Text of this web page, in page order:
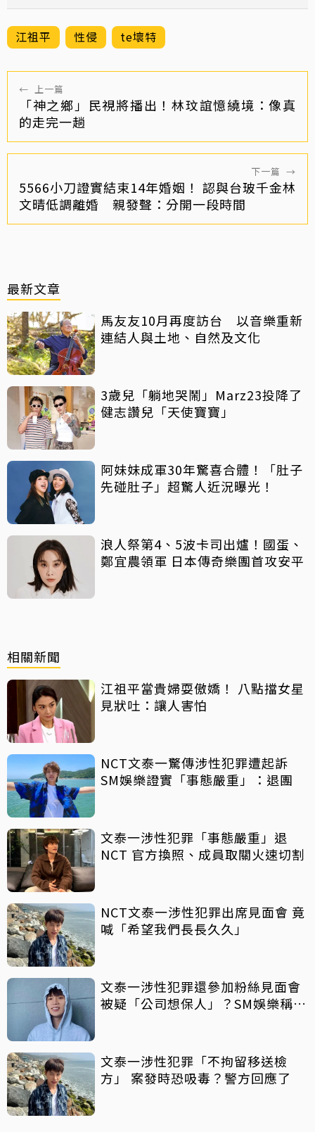
江祖平 性侵 te壞特
← 上一篇
「神之鄉」民視將播出！林玟誼憶繞境：像真
的走完一趟
下一篇 →
5566小刀證實結束14年婚姻！ 認與台玻千金林
文晴低調離婚 親發聲：分開一段時間
最新文章
馬友友10月再度訪台 以音樂重新
連結人與土地、自然及文化
3歲兒「躺地哭鬧」Marz23投降了
健志讚兒「天使寶寶」
阿妹妹成軍30年驚喜合體！「肚子
先碰肚子」超驚人近況曝光！
浪人祭第4、5波卡司出爐！國蛋、
鄭宜農領軍 日本傳奇樂團首攻安平
相關新聞
江祖平當貴婦耍傲嬌！ 八點擋女星
見狀吐：讓人害怕
NCT文泰一驚傳涉性犯罪遭起訴
SM娛樂證實「事態嚴重」：退團
文泰一涉性犯罪「事態嚴重」退
NCT 官方換照、成員取關火速切割
NCT文泰一涉性犯罪出席見面會 竟
喊「希望我們長長久久」
文泰一涉性犯罪還參加粉絲見面會
被疑「公司想保人」？SM娛樂稱8
文泰一涉性犯罪「不拘留移送檢
方」 案發時恐吸毒？警方回應了